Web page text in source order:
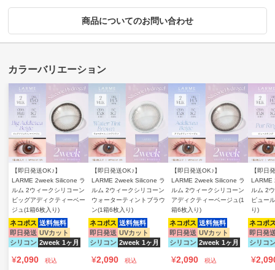
商品についてのお問い合わせ
【即日発送OK♪】
LARME 2week Silicone ラ
ルム 2ウィークシリコーン
ビッグアディクティーベー
ジュ(1箱6枚入り)
ネコポス 送料無料
即日発送 UVカット
シリコン 2week 1ヶ月
¥2,090 税込
【即日発送OK♪】
LARME 2week Silicone ラ
ルム 2ウィークシリコーン
ウォーターティントブラウ
ン(1箱6枚入り)
ネコポス 送料無料
即日発送 UVカット
シリコン 2week 1ヶ月
¥2,090 税込
【即日発送OK♪】
LARME 2week Silicone ラ
ルム 2ウィークシリコーン
アディクティーベージュ(1
箱6枚入り)
ネコポス 送料無料
即日発送 UVカット
シリコン 2week 1ヶ月
¥2,090 税込
【即日
LARME
ルム 2
ピュー
り)
ネコポ
即日発
シリコ
¥